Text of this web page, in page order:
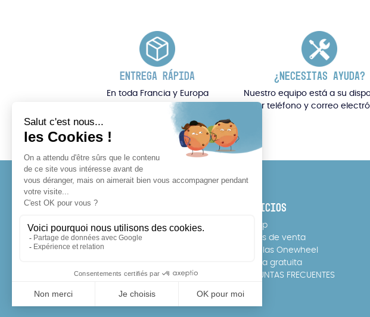
ENTREGA RÁPIDA
En toda Francia y Europa
¿NECESITAS AYUDA?
Nuestro equipo está a su
por teléfono y correo
PÓNGASE EN CONTACTO CON
Teléfono: 07 64 17 10 11
info@rideonexperience.com
InstagramFacebook TikTok YouTube
SERVICIOS
E-Shop
Puntos de venta
Escuelas Onewheel
Prueba gratuita
PREGUNTAS FRECUENTES